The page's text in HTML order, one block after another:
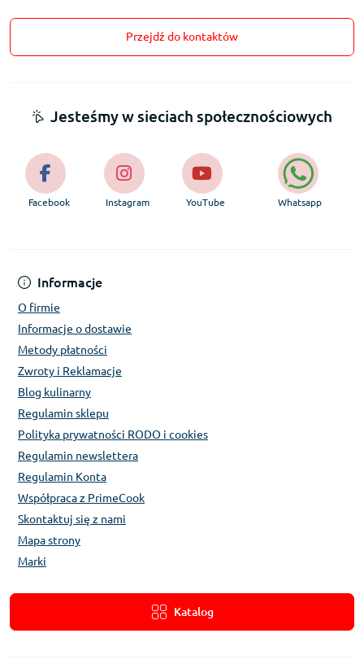
Przejdź do kontaktów
Informacje
O firmie
Informacje o dostawie
Metody płatności
Zwroty i Reklamacje
Blog kulinarny
Regulamin sklepu
Polityka prywatności RODO i cookies
Regulamin newslettera
Regulamin Konta
Współpraca z PrimeCook
Skontaktuj się z nami
Mapa strony
Marki
Katalog
Jesteśmy w sieciach społecznościowych
Facebook Instagram YouTube Whatsapp